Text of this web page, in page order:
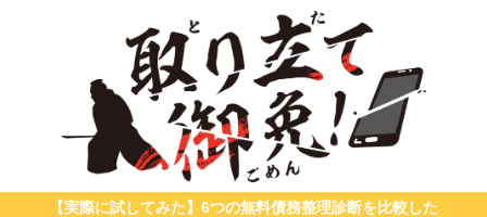
【実際に試してみた】6つの無料債務整理診断を比較した